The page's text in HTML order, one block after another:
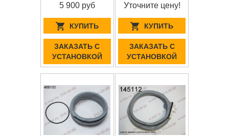
5 900 руб
КУПИТЬ
ЗАКАЗАТЬ С
УСТАНОВКОЙ
Уточните цену!
КУПИТЬ
ЗАКАЗАТЬ С
УСТАНОВКОЙ